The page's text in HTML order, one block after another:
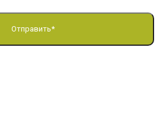
Отправить*